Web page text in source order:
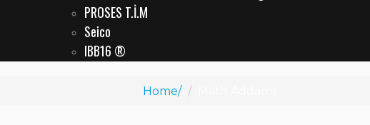
PROSES T.İ.M
Seico
IBB16 ®
Home